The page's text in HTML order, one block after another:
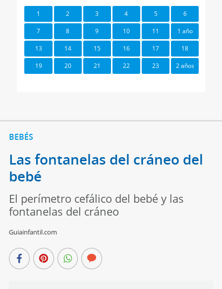
1 2 3 4 5 6
7 8 9 10 11 1 año
13 14 15 16 17 18
19 20 21 22 23 2 años
BEBÉS
Las fontanelas del cráneo del
bebé
El perímetro cefálico del bebé y las
fontanelas del cráneo
Guiainfantil.com